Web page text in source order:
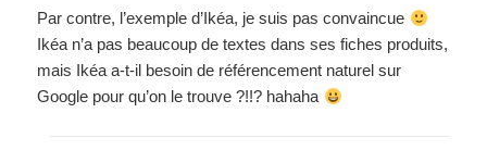
Par contre, l’exemple d’Ikéa, je suis pas convaincue
Ikéa n’a pas beaucoup de textes dans ses fiches produits,
mais Ikéa a-t-il besoin de référencement naturel sur
Google pour qu’on le trouve ?!!? hahaha